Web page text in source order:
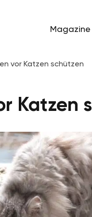
Magazine
vor Katzen schützen
Katzen